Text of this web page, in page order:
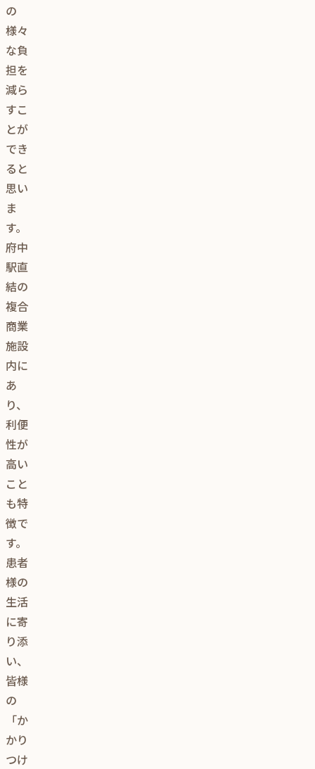
の
様々
な負
担を
減ら
すこ
とが
でき
ると
思い
ま
す。
府中
駅直
結の
複合
商業
施設
内に
あ
り、
利便
性が
高い
こと
も特
徴で
す。
患者
様の
生活
に寄
り添
い、
皆様
の
「か
かり
つけ